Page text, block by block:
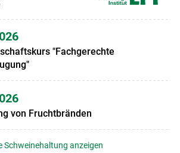
"Fachgerechte
von Fruchtbränden
Schweinehaltung anzeigen